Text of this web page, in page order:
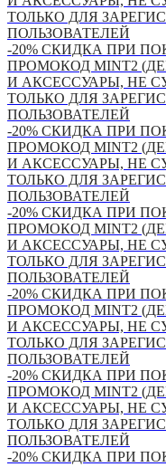
ТОЛЬКО ДЛЯ
ПОЛЬЗОВАТЕЛЕЙ
-20% СКИДКА ПРИ
ПРОМОКОД MINT2
И АКСЕССУАРЫ, НЕ
ТОЛЬКО ДЛЯ
ПОЛЬЗОВАТЕЛЕЙ
-20% СКИДКА ПРИ
ПРОМОКОД MINT2
И АКСЕССУАРЫ, НЕ
ТОЛЬКО ДЛЯ
ПОЛЬЗОВАТЕЛЕЙ
-20% СКИДКА ПРИ
ПРОМОКОД MINT2
И АКСЕССУАРЫ, НЕ
ТОЛЬКО ДЛЯ
ПОЛЬЗОВАТЕЛЕЙ
-20% СКИДКА ПРИ
ПРОМОКОД MINT2
И АКСЕССУАРЫ, НЕ
ТОЛЬКО ДЛЯ
ПОЛЬЗОВАТЕЛЕЙ
-20% СКИДКА ПРИ
ПРОМОКОД MINT2
И АКСЕССУАРЫ, НЕ
ТОЛЬКО ДЛЯ
ПОЛЬЗОВАТЕЛЕЙ
-20% СКИДКА ПРИ